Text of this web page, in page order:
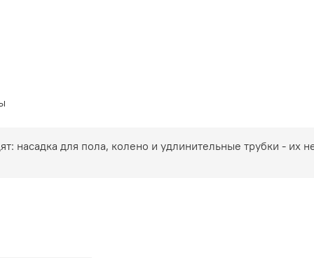
насадка для пола, колено и удлинительные трубки - их